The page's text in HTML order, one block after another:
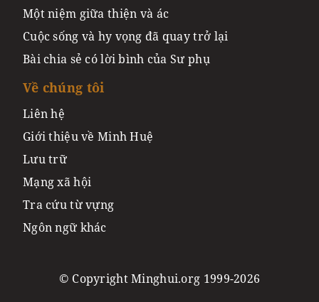
Một niệm giữa thiện và ác
Cuộc sống và hy vọng đã quay trở lại
Bài chia sẻ có lời bình của Sư phụ
Về chúng tôi
Liên hệ
Giới thiệu về Minh Huệ
Lưu trữ
Mạng xã hội
Tra cứu từ vựng
Ngôn ngữ khác
© Copyright Minghui.org 1999-2026